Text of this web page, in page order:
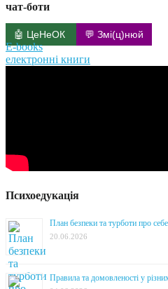
чат-боти
🤖 ЦеНеОК 💬 Змі(ц)нюй
E-books
електронні книги
Психоедукація
План безпеки та турботи про себе
20.06.2026
Правила та домовленості у